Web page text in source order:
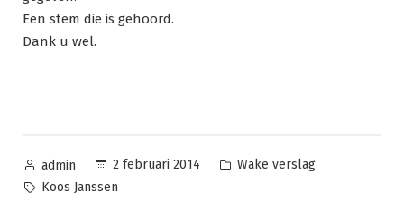
Een stem die is gehoord.
Dank u wel.
Geplaatst
door
admin 2 februari 2014
Geplaatst
Wake verslag
Tags:
Koos Janssen